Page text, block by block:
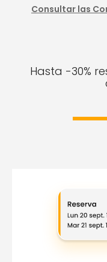
Consultar las
Hasta -30%